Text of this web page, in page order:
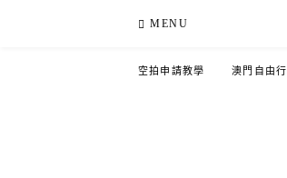
MENU
空拍申請教學 澳門自由行